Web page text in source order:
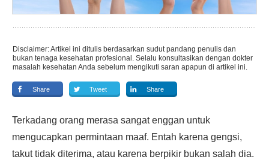
Disclaimer: Artikel ini ditulis berdasarkan sudut pandang penulis dan
bukan tenaga kesehatan profesional. Selalu konsultasikan dengan dokter
masalah kesehatan Anda sebelum mengikuti saran apapun di artikel ini.
Share Tweet Share
Terkadang orang merasa sangat enggan untuk
mengucapkan permintaan maaf. Entah karena gengsi,
takut tidak diterima, atau karena berpikir bukan salah dia.